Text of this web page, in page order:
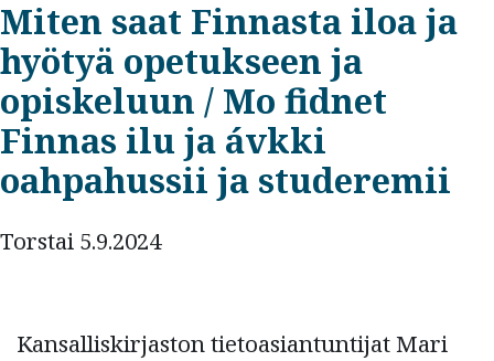
Miten saat Finnasta iloa ja
hyötyä opetukseen ja
opiskeluun / Mo fidnet
Finnas ilu ja ávkki
oahpahussii ja studeremii
Torstai 5.9.2024
Kansalliskirjaston tietoasiantuntijat Mari